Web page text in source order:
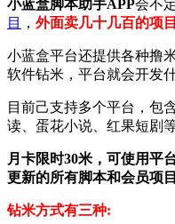
小蓝盒脚本助手APP会不
目
， 外面卖几十几百的项
小蓝盒平台还提供各种撸
软件钻米，平台就会开发
目前己支持多个平台，包
读、蛋花小说、红果短剧等
月卡限时30米，可使用平
更新的所有脚本和会员项
钻米方式有三种: